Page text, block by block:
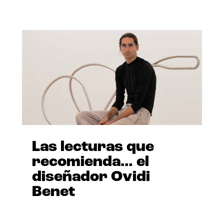
Las lecturas que
recomienda… el
diseñador Ovidi
Benet